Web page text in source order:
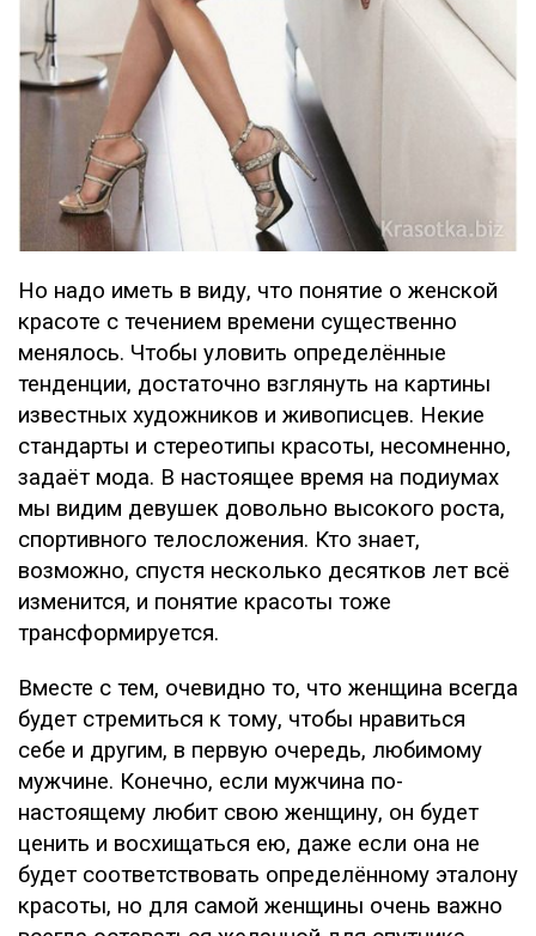
Но надо иметь в виду, что понятие о женской
красоте с течением времени существенно
менялось. Чтобы уловить определённые
тенденции, достаточно взглянуть на картины
известных художников и живописцев. Некие
стандарты и стереотипы красоты, несомненно,
задаёт мода. В настоящее время на подиумах
мы видим девушек довольно высокого роста,
спортивного телосложения. Кто знает,
возможно, спустя несколько десятков лет всё
изменится, и понятие красоты тоже
трансформируется.
Вместе с тем, очевидно то, что женщина всегда
будет стремиться к тому, чтобы нравиться
себе и другим, в первую очередь, любимому
мужчине. Конечно, если мужчина по-
настоящему любит свою женщину, он будет
ценить и восхищаться ею, даже если она не
будет соответствовать определённому эталону
красоты, но для самой женщины очень важно